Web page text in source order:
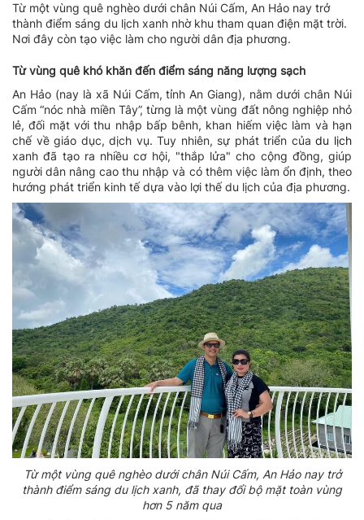
Từ một vùng quê nghèo dưới chân Núi Cấm, An Hảo nay trở
thành điểm sáng du lịch xanh nhờ khu tham quan điện mặt trời.
Nơi đây còn tạo việc làm cho người dân địa phương.
Từ vùng quê khó khăn đến điểm sáng năng lượng sạch
An Hảo (nay là xã Núi Cấm, tỉnh An Giang), nằm dưới chân Núi
Cấm “nóc nhà miền Tây”, từng là một vùng đất nông nghiệp nhỏ
lẻ, đối mặt với thu nhập bấp bênh, khan hiếm việc làm và hạn
chế về giáo dục, dịch vụ. Tuy nhiên, sự phát triển củadu lịch
xanh đã tạo ra nhiều cơ hội, "thắp lửa" cho cộng đồng, giúp
người dân nâng cao thu nhập và có thêm việc làm ổn định, theo
hướng phát triển kinh tế dựa vào lợi thế du lịch của địa phương.
Từ một vùng quê nghèo dưới chân Núi Cấm, An Hảo nay trở
thành điểm sáng du lịch xanh, đã thay đổi bộ mặt toàn vùng
hơn 5 năm qua